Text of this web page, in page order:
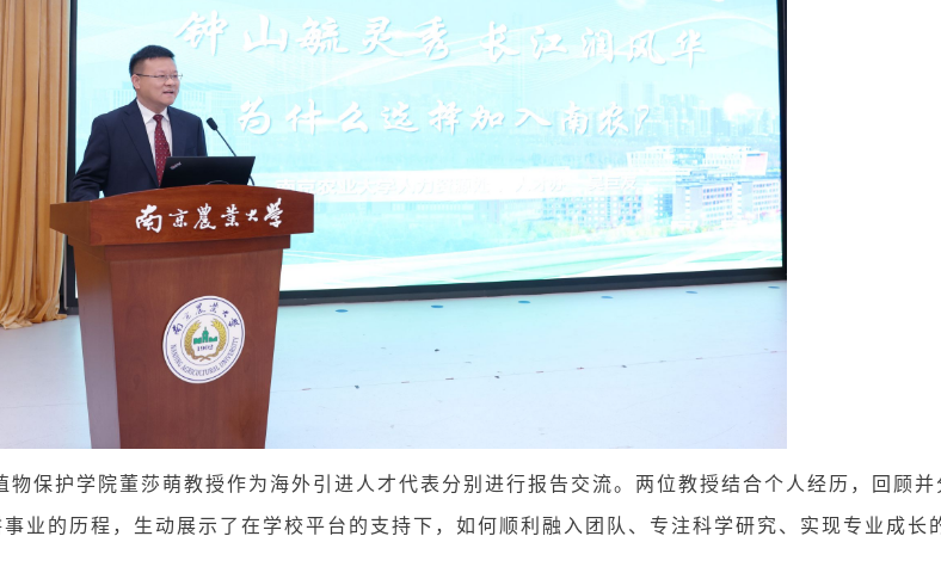
护学院董莎萌教授作为海外引进人才代表分别进行报告交流。两位教授结合个人经历，回顾并
业的历程，生动展示了在学校平台的支持下，如何顺利融入团队、专注科学研究、实现专业成长